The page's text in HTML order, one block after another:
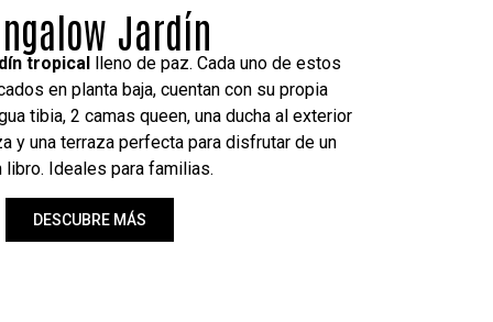
Arena
son elLUGAR PERFECTO PARA LOS
ya que a tan solo unos pasos, podrás
él. Cuentan conpiscina interior, 2 camas
perfecta para ver los atardeceres.
DESCUBRE MÁS